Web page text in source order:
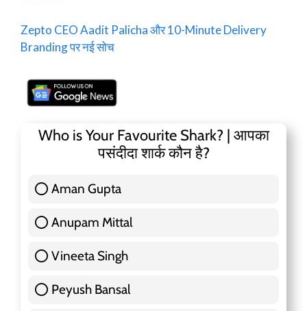
Zepto CEO Aadit Palicha और 10-Minute Delivery
Branding पर नई सोच
Who is Your Favourite Shark? | आपका
पसंदीदा शार्क कौन है?
Aman Gupta
Anupam Mittal
Vineeta Singh
Peyush Bansal